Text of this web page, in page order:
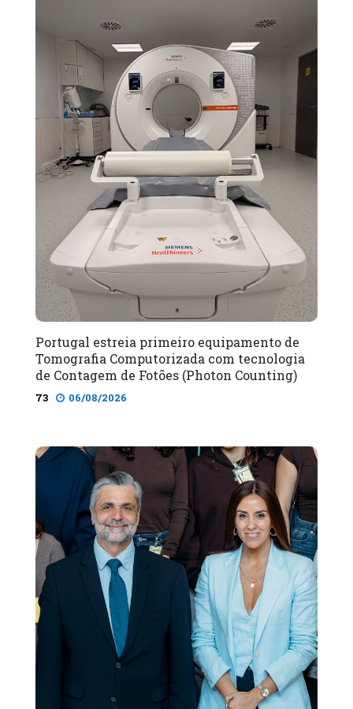
Portugal estreia primeiro equipamento de
Tomografia Computorizada com tecnologia
de Contagem de Fotões (Photon Counting)
73 06/08/2026